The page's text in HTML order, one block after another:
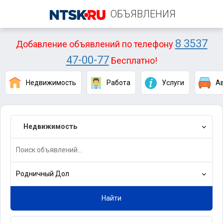
ОБЪЯВЛЕНИЯ
Добавление объявлений по телефону 8 3537
47-00-77Бесплатно!
Недвижимость Работа Услуги
Недвижимость
Родничный Дол
Найти